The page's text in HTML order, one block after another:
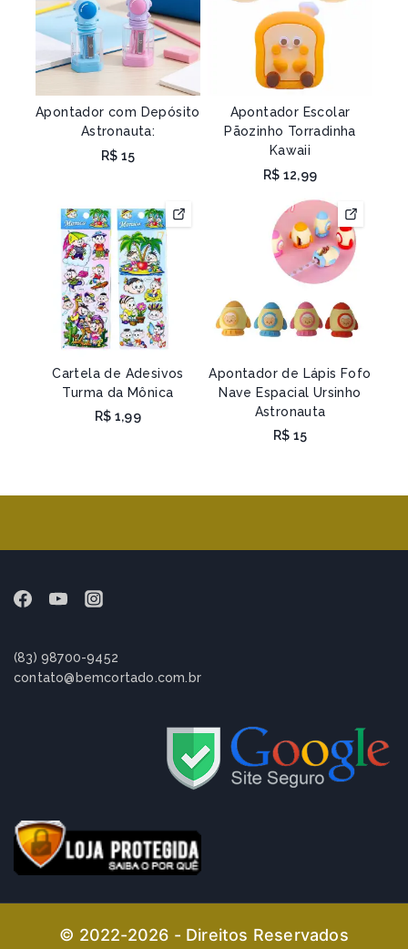
Apontador com Depósito
Astronauta:
R$ 15
Apontador Escolar
Pãozinho Torradinha
Kawaii
R$ 12,99
Cartela de Adesivos
Turma da Mônica
R$ 1,99
Apontador de Lápis Fofo
Nave Espacial Ursinho
Astronauta
R$ 15
(83) 98700-9452
contato@bemcortado.com.br
© 2022-2026 - Direitos Reservados